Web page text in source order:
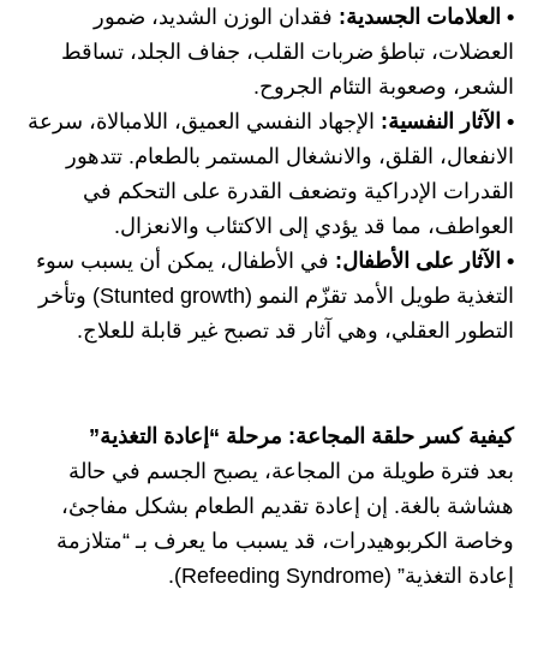
• العلامات الجسدية:فقدان الوزن الشديد، ضمور
العضلات، تباطؤ ضربات القلب، جفاف الجلد، تساقط
الشعر، وصعوبة التئام الجروح.
• الآثار النفسية:الإجهاد النفسي العميق، اللامبالاة، سرعة
الانفعال، القلق، والانشغال المستمر بالطعام. تتدهور
القدرات الإدراكية وتضعف القدرة على التحكم في
العواطف، مما قد يؤدي إلى الاكتئاب والانعزال.
• الآثار على الأطفال:في الأطفال، يمكن أن يسبب سوء
التغذية طويل الأمد تقزّم النمو (Stunted growth) وتأخر
التطور العقلي، وهي آثار قد تصبح غير قابلة للعلاج.
كيفية كسر حلقة المجاعة: مرحلة “إعادة التغذية”
بعد فترة طويلة من المجاعة، يصبح الجسم في حالة
هشاشة بالغة. إن إعادة تقديم الطعام بشكل مفاجئ،
وخاصة الكربوهيدرات، قد يسبب ما يعرف بـ “متلازمة
إعادة التغذية” (Refeeding Syndrome).